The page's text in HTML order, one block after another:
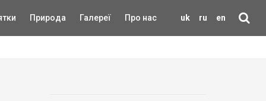
uk ru en
Природа Галереї Про нас